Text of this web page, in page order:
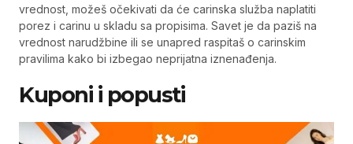
vrednost, možeš očekivati da će carinska služba naplatiti
porez i carinu u skladu sa propisima. Savet je da paziš na
vrednost narudžbine ili se unapred raspitaš o carinskim
pravilima kako bi izbegao neprijatna iznenađenja.
Kuponi i popusti